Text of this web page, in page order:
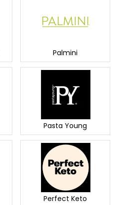
Palmini
Pasta Young
Perfect Keto